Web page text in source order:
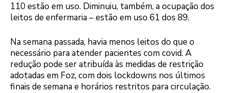
110 estão em uso. Diminuiu, também, a ocupação dos
leitos de enfermaria – estão em uso 61 dos 89.
Na semana passada, havia menos leitos do que o
necessário para atender pacientes com covid. A
redução pode ser atribuída às medidas de restrição
adotadas em Foz, com dois lockdowns nos últimos
finais de semana e horários restritos para circulação.